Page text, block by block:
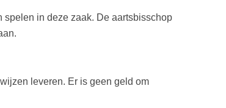
in deze zaak. De aartsbisschop
leveren. Er is geen geld om